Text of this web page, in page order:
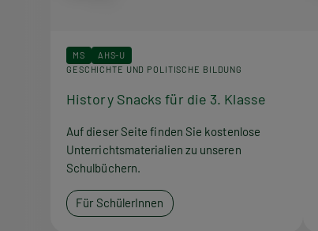
MS
AHS-U
GESCHICHTE UND POLITISCHE BILDUNG
History Snacks für die 3. Klasse
Auf dieser Seite finden Sie kostenlose
Unterrichtsmaterialien zu unseren
Schulbüchern.
Für SchülerInnen